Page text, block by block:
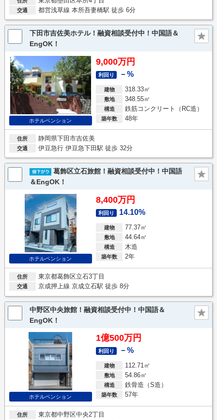
交通 都営浅草線 本所吾妻橋駅 徒歩 6分
下田市吉佐美ホテル！融資相談受付中！中国語＆
EngOK！
ホテルペンション
9,000万円
利回り －%
建物 318.33㎡
敷地 348.55㎡
構造 鉄筋コンクリート（RC造）
築年数 48年
住所 静岡県下田市吉佐美
交通 伊豆急行 伊豆急下田駅 徒歩 32分
葛飾区立石旅館！融資相談受付中！中国語
＆EngOK！
ホテルペンション
8,400万円
利回り 14.10%
建物 77.37㎡
敷地 44.64㎡
構造 木造
築年数 2年
住所 東京都葛飾区立石3丁目
交通 京成押上線 京成立石駅 徒歩 8分
中野区中央旅館！融資相談受付中！中国語＆
EngOK！
ホテルペンション
1億500万円
利回り －%
建物 112.71㎡
敷地 54.86㎡
構造 鉄骨造（S造）
築年数 57年
住所 東京都中野区中央2丁目